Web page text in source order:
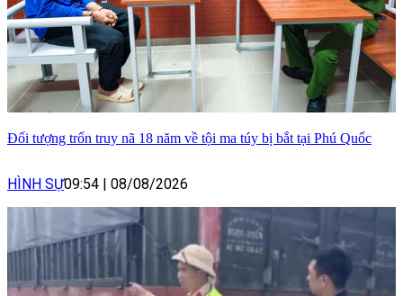
Đối tượng trốn truy nã 18 năm về tội ma túy bị bắt tại Phú Quốc
HÌNH SỰ09:54 08/08/2026